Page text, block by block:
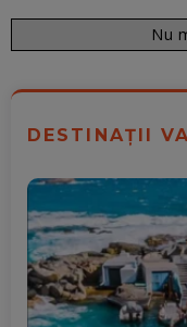
Nu
DESTINAȚII